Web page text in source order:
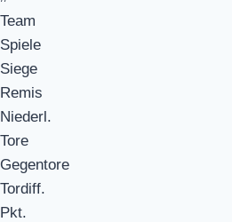
Team
Spiele
Siege
Remis
Niederl.
Tore
Gegentore
Tordiff.
Pkt.